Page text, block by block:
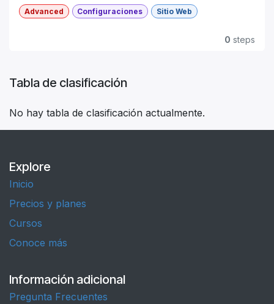
Tabla de clasificación
No hay tabla de clasificación actualmente.
Advanced Configuraciones Sitio Web
0 steps
Explore
Inicio
Precios y planes
Cursos
Conoce más
Información adicional
Pregunta Frecuentes